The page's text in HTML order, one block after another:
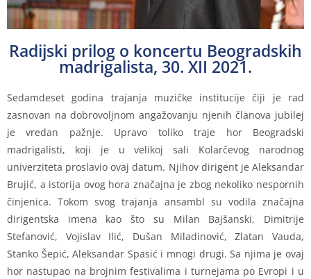
Radijski prilog o koncertu Beogradskih
madrigalista, 30. XII 2021.
Sedamdeset godina trajanja muzičke institucije čiji je rad
zasnovan na dobrovoljnom angažovanju njenih članova jubilej
je vredan pažnje. Upravo toliko traje hor Beogradski
madrigalisti, koji je u velikoj sali Kolarčevog narodnog
univerziteta proslavio ovaj datum. Njihov dirigent je Aleksandar
Brujić, a istorija ovog hora značajna je zbog nekoliko nespornih
činjenica. Tokom svog trajanja ansambl su vodila značajna
dirigentska imena kao što su Milan Bajšanski, Dimitrije
Stefanović, Vojislav Ilić, Dušan Miladinović, Zlatan Vauda,
Stanko Šepić, Aleksandar Spasić i mnogi drugi. Sa njima je ovaj
hor nastupao na brojnim festivalima i turnejama po Evropi i u